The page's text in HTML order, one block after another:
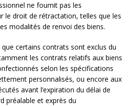
ne fournit pas les
le droit de rétractation, telles que les
modalités de renvoi des biens.
certains contrats sont exclus du
les contrats relatifs aux biens
selon les spécifications
personnalisés, ou encore aux
avant l’expiration du délai de
préalable et exprès du